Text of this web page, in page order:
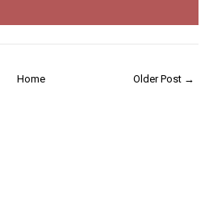
Older Post →
Home